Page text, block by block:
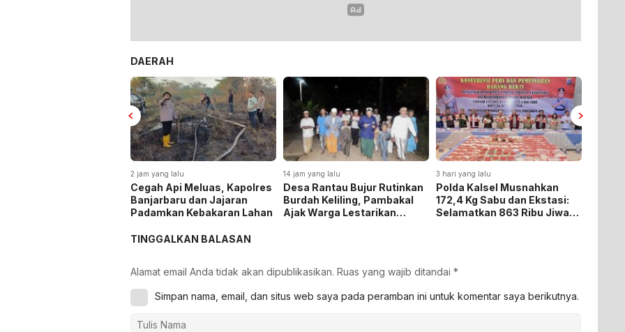
DAERAH
2 jam yang lalu
Cegah Api Meluas, Kapolres
Banjarbaru dan Jajaran
Padamkan Kebakaran Lahan
14 jam yang lalu
Desa Rantau Bujur Rutinkan
Burdah Keliling, Pambakal
Ajak Warga Lestarikan
3 hari yang lalu
Polda Kalsel Musnahkan
172,4 Kg Sabu dan Ekstasi:
Selamatkan 863 Ribu Jiwa
TINGGALKAN BALASAN
Alamat email Anda tidak akan dipublikasikan. Ruas yang wajib ditandai *
Simpan nama, email, dan situs web saya pada peramban ini untuk komentar saya berikutnya.